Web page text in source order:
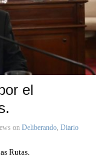
el
on Deliberando, Diario
Rutas.